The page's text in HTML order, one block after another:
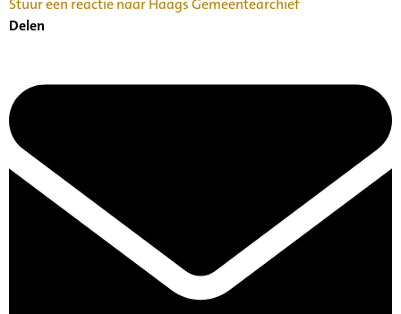
Stuur een reactie naar Haags Gemeentearchief
Delen